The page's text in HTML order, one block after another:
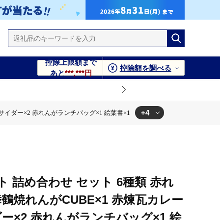
控除上限額まで
あと***,***円
控除額を調べる
ダー×2 赤れんがランチバッグ×1 絵葉書×1 +4
ッグ×1 絵葉書×1
詰め合わせ セット 6種類 赤れ
焼れんがCUBE×1 赤煉瓦カレー
×2 赤れんがランチバッグ×1 絵